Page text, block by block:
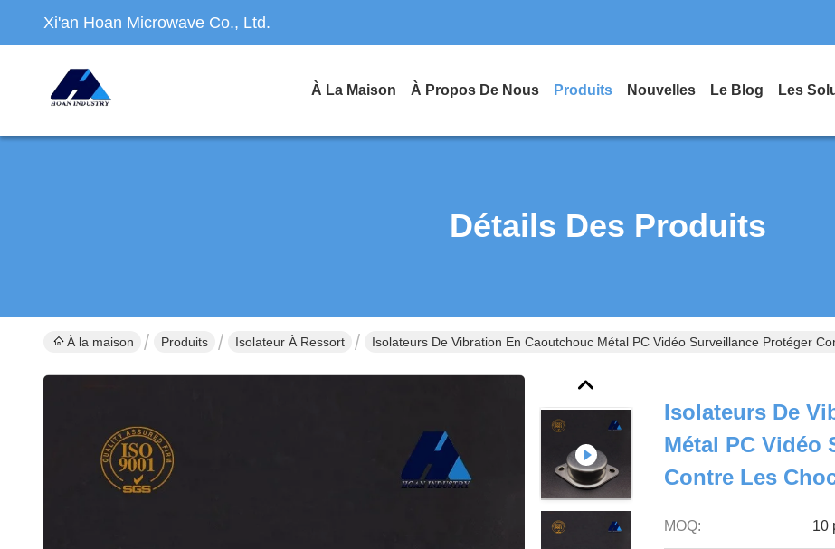
Xi'an Hoan Microwave Co., Ltd.
À La Maison À Propos De Nous Produits Nouvelles Le Blog Les
Détails Des Produits
À la maison Produits Isolateur À Ressort Isolateurs De Vibration En Caoutchouc Métal PC Vidéo Surveillance Protéger
Isolateurs De
Métal PC Vidéo
Contre Les
MOQ: 10